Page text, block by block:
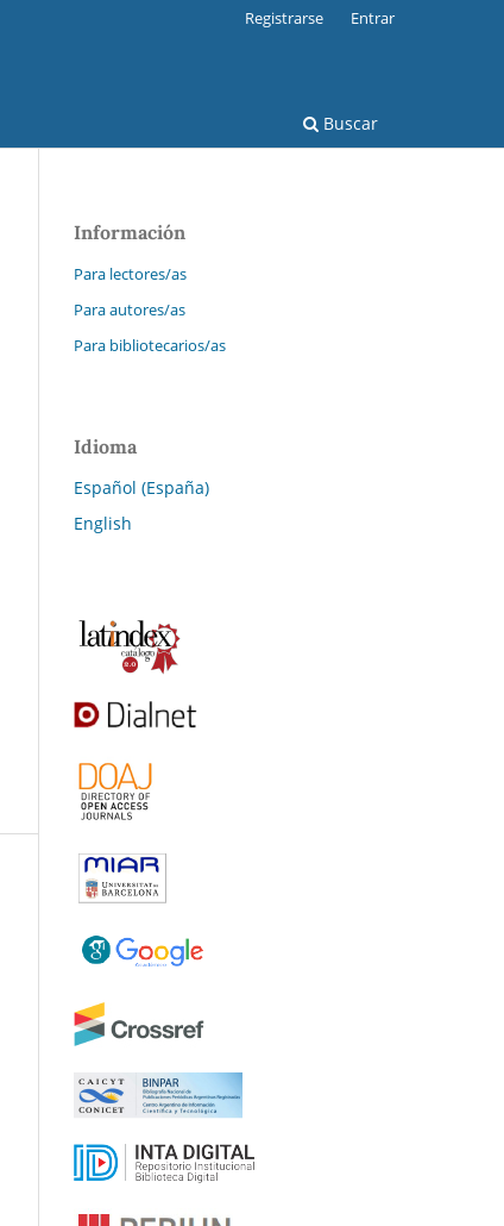
Buscar
Registrarse Entrar
Información
Para lectores/as
Para autores/as
Para bibliotecarios/as
Idioma
Español (España)
English